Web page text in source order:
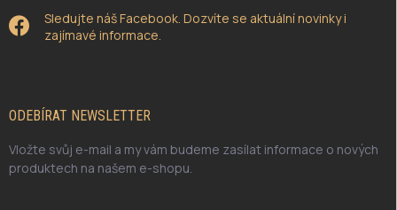
Sledujte náš Facebook. Dozvíte se aktuální novinky i
zajímavé informace.
ODEBÍRAT NEWSLETTER
Vložte svůj e-mail a my vám budeme zasílat informace o nových
produktech na našem e-shopu.